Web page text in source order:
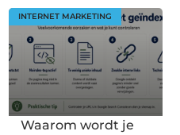
INTERNET MARKETING
Waarom wordt je